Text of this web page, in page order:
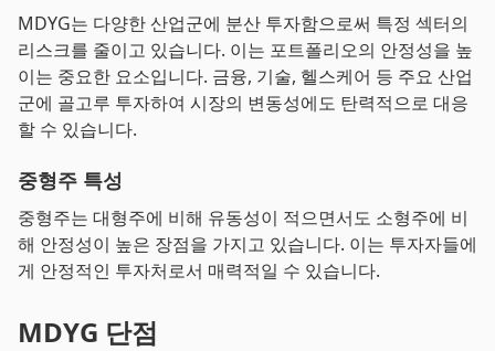
MDYG는 다양한 산업군에 분산 투자함으로써 특정 섹터의
리스크를 줄이고 있습니다. 이는 포트폴리오의 안정성을 높
이는 중요한 요소입니다. 금융, 기술, 헬스케어 등 주요 산업
군에 골고루 투자하여 시장의 변동성에도 탄력적으로 대응
할 수 있습니다.
중형주 특성
중형주는 대형주에 비해 유동성이 적으면서도 소형주에 비
해 안정성이 높은 장점을 가지고 있습니다. 이는 투자자들에
게 안정적인 투자처로서 매력적일 수 있습니다.
MDYG 단점